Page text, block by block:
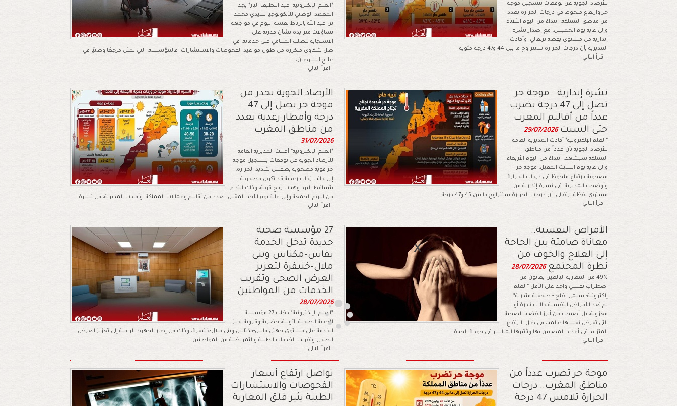
*العلم الإلكترونية: عبد اللطيف الباز* يجد
المعهد الوطني للأنكولوجيا سيدي محمد
بن عبد الله بالرباط نفسه اليوم في مواجهة
تساؤلات متزايدة بشأن قدرته على
الاستجابة للطلب المتنامي على خدماته، في
ظل شكاوى متكررة من طول مواعيد الفحوصات والاستشارات. فالمؤسسة، التي تمثل مرجعًا وطنيًا في
علاج السرطان،
اقرأ التالي
للأرصاد الجوية عن توقعات بتسجيل موجة
حر وارتفاع ملحوظ في درجات الحرارة بعدد
من مناطق المملكة، ابتداءً من اليوم الثلاثاء
وإلى غاية يوم الخميس، مع إصدار نشرة
إنذارية من مستوى يقظة برتقالي. وأفادت
المديرية بأن درجات الحرارة ستتراوح ما بين 44 و47 درجة مئوية
اقرأ التالي
الأرصاد الجوية تحذر من
موجة حر تصل إلى 47
درجة وأمطار رعدية بعدد
من مناطق المغرب
31/07/2026
*العلم الإلكترونية* أعلنت المديرية العامة
للأرصاد الجوية عن توقعات بتسجيل موجة
حر قوية مصحوبة بطقس شديد الحرارة،
إلى جانب زخات رعدية قد تكون مصحوبة
بتساقط البرد وهبات رياح قوية، وذلك ابتداء
من اليوم الجمعة وإلى غاية يوم الأحد المقبل، بعدد من أقاليم وعمالات المملكة. وأفادت المديرية، في نشرة
اقرأ التالي
نشرة إنذارية.. موجة حر
تصل إلى 47 درجة تضرب
عدداً من أقاليم المغرب
حتى السبت 29/07/2026
*العلم الإلكترونية* أفادت المديرية العامة
للأرصاد الجوية بأن عدداً من مناطق
المملكة سيشهد، ابتداءً من اليوم الأربعاء
وإلى غاية يوم السبت المقبل، موجة حر
مصحوبة بارتفاع ملحوظ في درجات الحرارة.
وأوضحت المديرية، في نشرة إنذارية من
مستوى يقظة برتقالي، أن درجات الحرارة ستتراوح ما بين 45 و47 درجة،
اقرأ التالي
27 مؤسسة صحية
جديدة تدخل الخدمة
بفاس-مكناس وبني
ملال-خنيفرة لتعزيز
العرض الصحي وتقريب
الخدمات من المواطنين
28/07/2026
*العلم الإلكترونية* دخلت 27 مؤسسة
للرعاية الصحية الأولية، حضرية وقروية، حيز
الخدمة على مستوى جهتي فاس-مكناس وبني ملال-خنيفرة، وذلك في إطار الجهود الرامية إلى تعزيز العرض
الصحي وتقريب الخدمات الطبية والتمريضية من المواطنين.
اقرأ التالي
الأمراض النفسية..
معاناة صامتة بين الحاجة
إلى العلاج والخوف من
نظرة المجتمع 28/07/2026
49% من المغاربة البالغين يعانون من
اضطراب نفسي واحد على الأقل *العلم
إلكترونية: سلمى يفلح - صحفية متدربة*
لم تعد الأمراض النفسية حالات نادرة أو
معزولة، بل أصبحت من أبرز القضايا الصحية
التي تفرض نفسها عالميا، في ظل الارتفاع
المتزايد في أعداد المصابين بها وتأثيرها المباشر في جودة الحياة
اقرأ التالي
تواصل ارتفاع أسعار
الفحوصات والاستشارات
الطبية يثير قلق المغاربة
موجة حر تضرب عدداً من
مناطق المغرب.. درجات
الحرارة تلامس 47 درجة